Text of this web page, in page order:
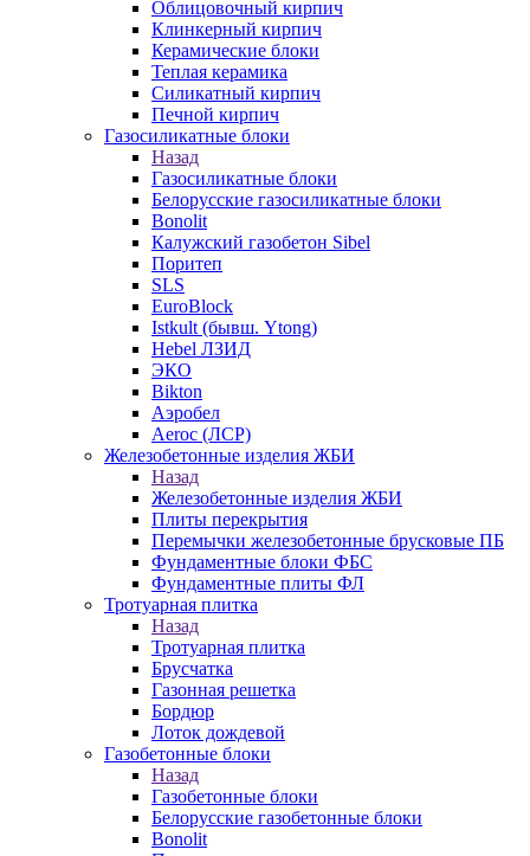
Облицовочный кирпич
Клинкерный кирпич
Керамические блоки
Теплая керамика
Силикатный кирпич
Печной кирпич
Газосиликатные блоки
Назад
Газосиликатные блоки
Белорусские газосиликатные блоки
Bonolit
Калужский газобетон Sibel
Поритеп
SLS
EuroBlock
Istkult (бывш. Ytong)
Hebel ЛЗИД
ЭКО
Bikton
Аэробел
Aeroc (ЛСР)
Железобетонные изделия ЖБИ
Назад
Железобетонные изделия ЖБИ
Плиты перекрытия
Перемычки железобетонные брусковые ПБ
Фундаментные блоки ФБС
Фундаментные плиты ФЛ
Тротуарная плитка
Назад
Тротуарная плитка
Брусчатка
Газонная решетка
Бордюр
Лоток дождевой
Газобетонные блоки
Назад
Газобетонные блоки
Белорусские газобетонные блоки
Bonolit